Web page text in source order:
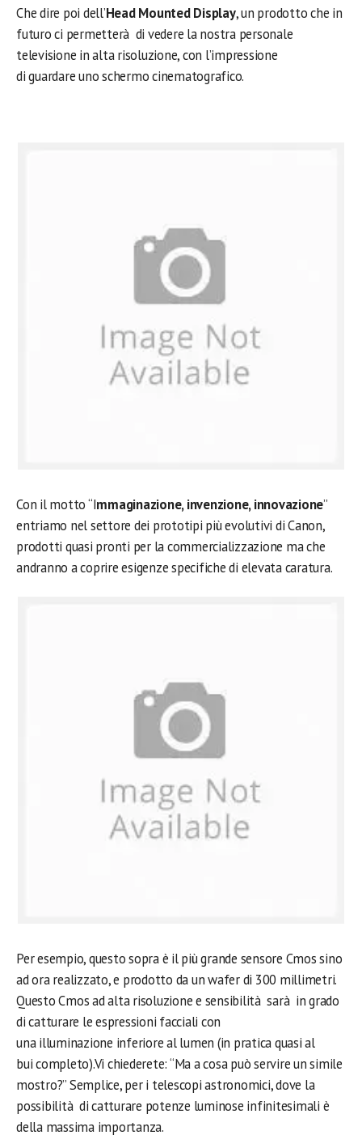
Che dire poi dell’Head Mounted Display, un prodotto che in
futuro ci permetterà di vedere la nostra personale
televisione in alta risoluzione, con l’impressione
di guardare uno schermo cinematografico.
Con il motto “Immaginazione, invenzione, innovazione”
entriamo nel settore dei prototipi più evolutivi di Canon,
prodotti quasi pronti per la commercializzazione ma che
andranno a coprire esigenze specifiche di elevata caratura.
Per esempio, questo sopra è il più grande sensore Cmos sino
ad ora realizzato, e prodotto da un wafer di 300 millimetri.
Questo Cmos ad alta risoluzione e sensibilità sarà in grado
di catturare le espressioni facciali con
una illuminazione inferiore al lumen (in pratica quasi al
bui completo).Vi chiederete: “Ma a cosa può servire un simile
mostro?” Semplice, per i telescopi astronomici, dove la
possibilità di catturare potenze luminose infinitesimali è
della massima importanza.